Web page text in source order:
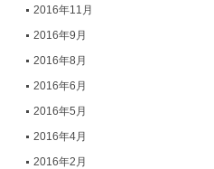
2016年11月
2016年9月
2016年8月
2016年6月
2016年5月
2016年4月
2016年2月